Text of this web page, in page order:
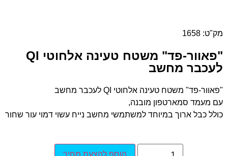
מק"ט: 1658
"פאוור-פד" משטח טעינה אלחוטי QI
לעכבר מחשב
"פאוור-פד" משטח טעינה אלחוטי QI לעכבר מחשב
עם מעמד סמארטפון מובנה,
כולל כבל ארוך במיוחד למשתמשי מחשב נייח עשוי דמוי עור שחור
הוסף להצעת מחיר